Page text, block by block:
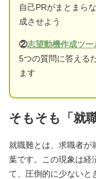
自己PRがまとまら
成させよう
②志望動機作成ツー
5つの質問に答える
ます
そもそも「就
就職難とは、求職者が
葉です。この現象は経
て、圧倒的に少ないと